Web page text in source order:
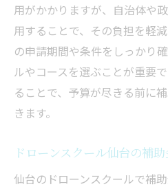
用がかかりますが、自治体や
用することで、その負担を軽
の申請期間や条件をしっかり
ルやコースを選ぶことが重要
ることで、予算が尽きる前に
きます。
ドローンスクール仙台の補
仙台のドローンスクールで補